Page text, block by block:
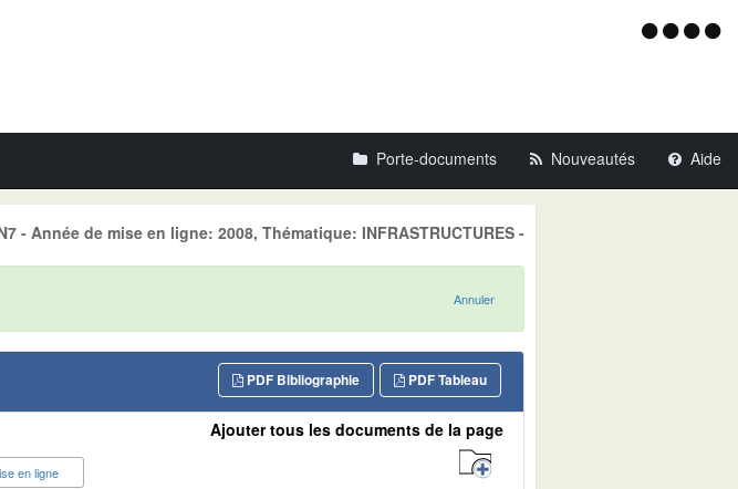
Menu
Porte-documents Nouveautés Aide
- Année de mise en ligne: 2008, Thématique: INFRASTRUCTURES -
Annuler
PDF Tableau
PDF Bibliographie
en ligne
Ajouter tous les documents de la page